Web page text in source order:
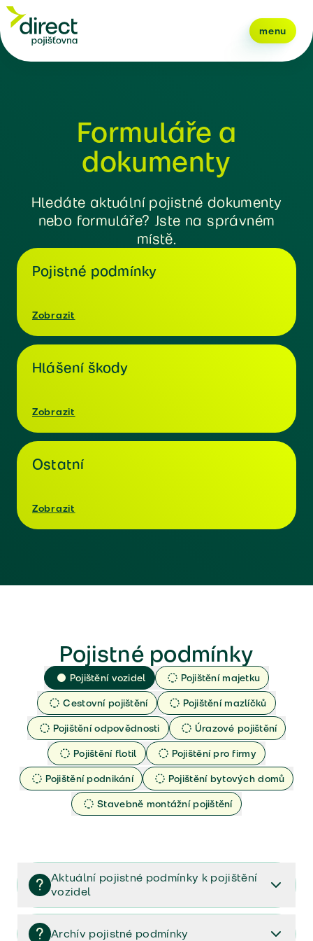
menu
Formuláře a
dokumenty
Hledáte aktuální pojistné dokumenty
nebo formuláře? Jste na správném
místě.
Pojistné podmínky
Zobrazit
Hlášení škody
Zobrazit
Ostatní
Zobrazit
Pojistné podmínky
Pojištění vozidel
Pojištění majetku
Cestovní pojištění
Pojištění mazlíčků
Pojištění odpovědnosti
Úrazové pojištění
Pojištění flotil
Pojištění pro firmy
Pojištění podnikání
Pojištění bytových domů
Stavebně montážní pojištění
Aktuální pojistné podmínky k pojištění
vozidel
Pojištění vozidel/Pojistné podmínky a vše důležité ke
smlouvě (PDF)
Archív pojistné podmínky